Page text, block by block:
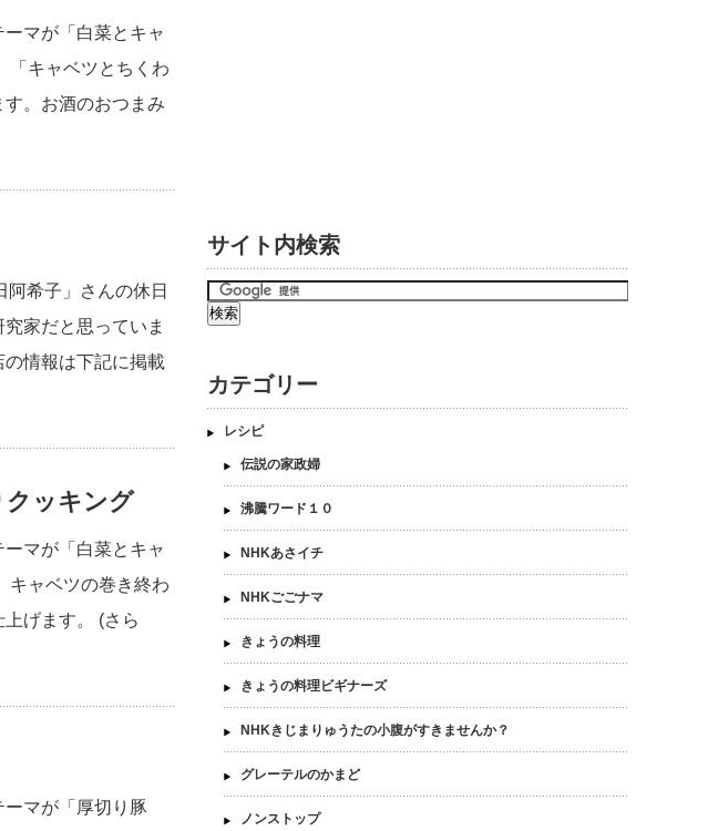
マが「白菜とキャ
「キャベツとちくわ
。お酒のおつまみ
希子」さんの休日
家だと思っていま
情報は下記に掲載
クッキング
マが「白菜とキャ
キャベツの巻き終わ
げます。 (さら
マが「厚切り豚
サイト内検索
カテゴリー
レシピ
伝説の家政婦
沸騰ワード１０
NHKあさイチ
NHKごごナマ
きょうの料理
きょうの料理ビギナーズ
NHKきじまりゅうたの小腹がすきませんか？
グレーテルのかまど
ノンストップ